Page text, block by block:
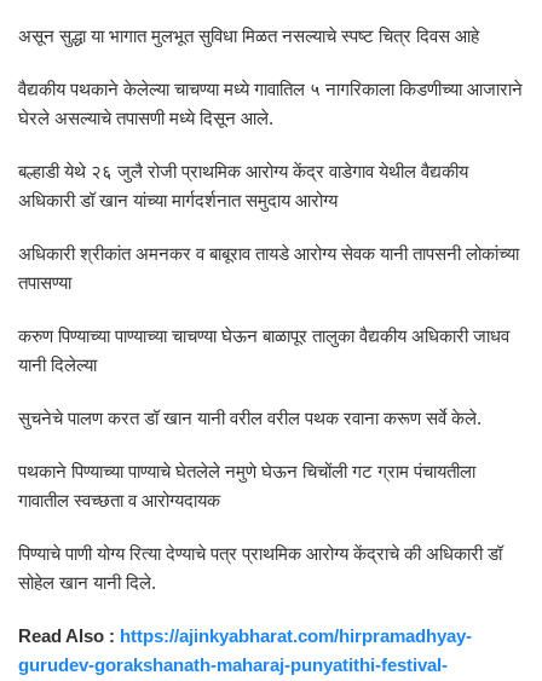
असून सुद्धा या भागात मुलभूत सुविधा मिळत नसल्याचे स्पष्ट चित्र दिवस आहे
वैद्यकीय पथकाने केलेल्या चाचण्या मध्ये गावातिल ५ नागरिकाला किडणीच्या आजाराने
घेरले असल्याचे तपासणी मध्ये दिसून आले.
बल्हाडी येथे २६ जुलै रोजी प्राथमिक आरोग्य केंद्र वाडेगाव येथील वैद्यकीय
अधिकारी डॉ खान यांच्या मार्गदर्शनात समुदाय आरोग्य
अधिकारी श्रीकांत अमनकर व बाबूराव तायडे आरोग्य सेवक यानी तापसनी लोकांच्या
तपासण्या
करुण पिण्याच्या पाण्याच्या चाचण्या घेऊन बाळापूर तालुका वैद्यकीय अधिकारी जाधव
यानी दिलेल्या
सुचनेचे पालण करत डॉ खान यानी वरील वरील पथक रवाना करूण सर्वे केले.
पथकाने पिण्याच्या पाण्याचे घेतलेले नमुणे घेऊन चिचोंली गट ग्राम पंचायतीला
गावातील स्वच्छता व आरोग्यदायक
पिण्याचे पाणी योग्य रित्या देण्याचे पत्र प्राथमिक आरोग्य केंद्राचे की अधिकारी डॉ
सोहेल खान यानी दिले.
Read Also : https://ajinkyabharat.com/hirpramadhyay-
gurudev-gorakshanath-maharaj-punyatithi-festival-